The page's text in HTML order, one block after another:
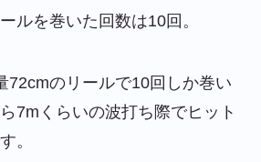
ルを巻いた回数は10回。
72cmのリールで10回しか巻い
7mくらいの波打ち際でヒット
。